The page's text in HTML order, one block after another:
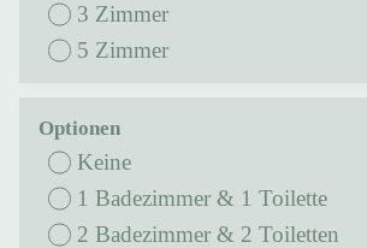
3 Zimmer
5 Zimmer
Optionen
Keine
1 Badezimmer & 1 Toilette
2 Badezimmer & 2 Toiletten